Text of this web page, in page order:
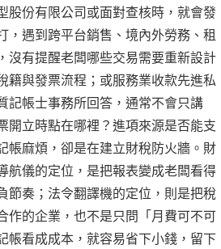
股份有限公司或面對查核時，就會發
遇到跨平台銷售、境內外勞務、租
沒有提醒老闆哪些交易需要重新設計
籍與發票流程；或服務業收款先進私
記帳士事務所回答，通常不會只講
開立時點在哪裡？進項來源是否能支
帳麻煩，卻是在建立財稅防火牆。財
航儀的定位，是把報表變成老闆看得
節奏；法令翻譯機的定位，則是把稅
作的企業，也不是只問「月費可不可
帳看成成本，就容易省下小錢，留下